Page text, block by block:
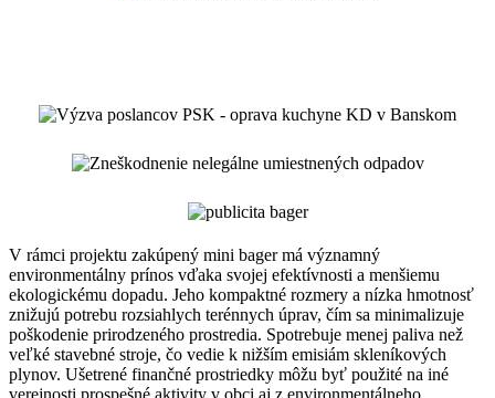
V rámci projektu zakúpený mini bager má významný
environmentálny prínos vďaka svojej efektívnosti a menšiemu
ekologickému dopadu. Jeho kompaktné rozmery a nízka hmotnosť
znižujú potrebu rozsiahlych terénnych úprav, čím sa minimalizuje
poškodenie prirodzeného prostredia. Spotrebuje menej paliva než
veľké stavebné stroje, čo vedie k nižším emisiám skleníkových
plynov. Ušetrené finančné prostriedky môžu byť použité na iné
verejnosti prospešné aktivity v obci aj z environmentálneho